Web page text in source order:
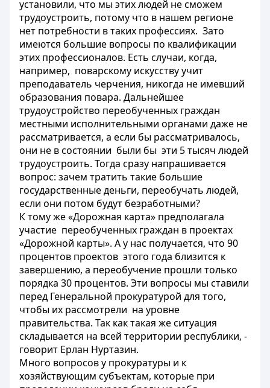
установили, что мы этих людей не сможем
трудоустроить, потому что в нашем регионе
нет потребности в таких профессиях. Зато
имеются большие вопросы по квалификации
этих профессионалов. Есть случаи, когда,
например, поварскому искусству учит
преподаватель черчения, никогда не имевший
образования повара. Дальнейшее
трудоустройство переобученных граждан
местными исполнительными органами даже не
рассматривается, а если бы рассматривалось,
они не в состоянии были бы эти 5 тысяч людей
трудоустроить. Тогда сразу напрашивается
вопрос: зачем тратить такие большие
государственные деньги, переобучать людей,
если они потом будут безработными?
К тому же «Дорожная карта» предполагала
участие переобученных граждан в проектах
«Дорожной карты». А у нас получается, что 90
процентов проектов этого года близится к
завершению, а переобучение прошли только
порядка 30 процентов. Эти вопросы мы ставили
перед Генеральной прокуратурой для того,
чтобы их рассмотрели на уровне
правительства. Так как такая же ситуация
складывается на всей территории республики, -
говорит Ерлан Нуртазин.
Много вопросов у прокуратуры и к
хозяйствующим субъектам, которые при